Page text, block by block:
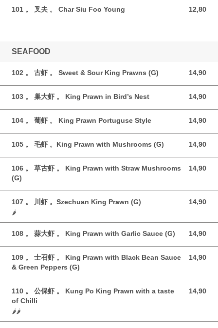
101 。 叉夫 。 Char Siu Foo Young 12,80
12,80 GBP
SEAFOOD
102 。 古虾 。 Sweet & Sour King Prawns (G) 14,90
14,90 GBP
103 。 巢大虾 。 King Prawn in Bird’s Nest 14,90
14,90 GBP
104 。 葡虾 。 King Prawn Portuguse Style 14,90
14,90 GBP
105 。 毛虾 。King Prawn with Mushrooms (G) 14,90
14,90 GBP
106 。 草古虾 。 King Prawn with Straw Mushrooms
(G)
14,90
14,90 GBP
107 。 川虾 。Szechuan King Prawn (G) 14,90
14,90 GBP
🌶️
108 。 蒜大虾 。 King Prawn with Garlic Sauce (G) 14,90
14,90 GBP
109 。 士召虾 。 King Prawn with Black Bean Sauce
& Green Peppers (G)
14,90
14,90 GBP
110 。 公保虾 。 Kung Po King Prawn with a taste
of Chilli
14,90
14,90 GBP
🌶️🌶️